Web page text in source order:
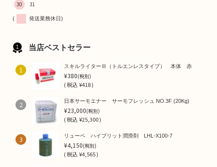
30
31
( 発送業務休日)
当店ベストセラー
1 スキルライターⅢ（トルエンレスタイプ） 本体 赤
¥380(税別)
(税込¥418 )
2 日本サーモエナー サーモフレッシュ NO.3F (20Kg)
¥23,000(税別)
(税込¥25,300 )
3 リューベ ハイブリット潤滑剤 LHL-X100-7
¥4,150(税別)
(税込¥4,565 )